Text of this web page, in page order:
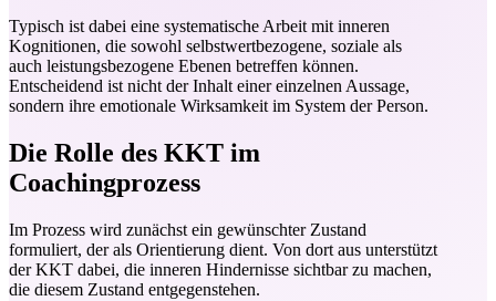
Typisch ist dabei eine systematische Arbeit mit inneren
Kognitionen, die sowohl selbstwertbezogene, soziale als
auch leistungsbezogene Ebenen betreffen können.
Entscheidend ist nicht der Inhalt einer einzelnen Aussage,
sondern ihre emotionale Wirksamkeit im System der Person.
Die Rolle des KKT im
Coachingprozess
Im Prozess wird zunächst ein gewünschter Zustand
formuliert, der als Orientierung dient. Von dort aus unterstützt
der KKT dabei, die inneren Hindernisse sichtbar zu machen,
die diesem Zustand entgegenstehen.